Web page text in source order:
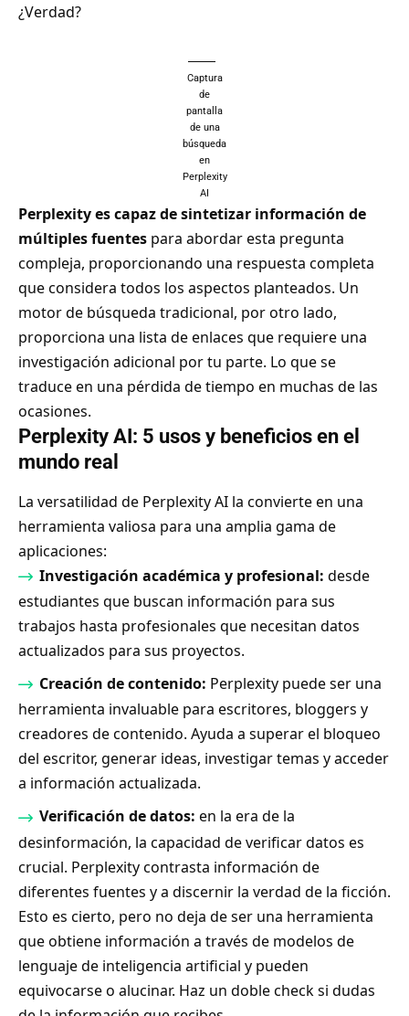
¿Verdad?
Captura
de
pantalla
de una
búsqueda
en
Perplexity
AI
Perplexity es capaz de sintetizar información de
múltiples fuentes para abordar esta pregunta
compleja, proporcionando una respuesta completa
que considera todos los aspectos planteados. Un
motor de búsqueda tradicional, por otro lado,
proporciona una lista de enlaces que requiere una
investigación adicional por tu parte. Lo que se
traduce en una pérdida de tiempo en muchas de las
ocasiones.
Perplexity AI: 5 usos y beneficios en el
mundo real
La versatilidad de Perplexity AI la convierte en una
herramienta valiosa para una amplia gama de
aplicaciones:
Investigación académica y profesional: desde
estudiantes que buscan información para sus
trabajos hasta profesionales que necesitan datos
actualizados para sus proyectos.
Creación de contenido: Perplexity puede ser una
herramienta invaluable para escritores, bloggers y
creadores de contenido. Ayuda a superar el bloqueo
del escritor, generar ideas, investigar temas y acceder
a información actualizada.
Verificación de datos: en la era de la
desinformación, la capacidad de verificar datos es
crucial. Perplexity contrasta información de
diferentes fuentes y a discernir la verdad de la ficción.
Esto es cierto, pero no deja de ser una herramienta
que obtiene información a través de modelos de
lenguaje de inteligencia artificial y pueden
equivocarse o alucinar. Haz un doble check si dudas